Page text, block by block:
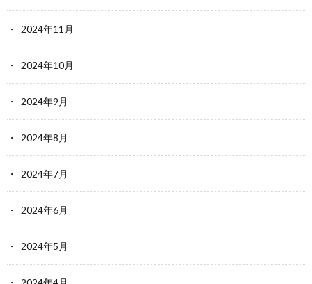
2024年11月
2024年10月
2024年9月
2024年8月
2024年7月
2024年6月
2024年5月